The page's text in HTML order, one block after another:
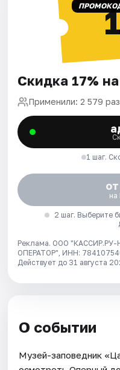
Скидка 17%
Применили: 2 579 раз
1 шаг.
на
2 шаг. Выберите
Реклама. ООО
ОПЕРАТОР", ИНН:
Действует до 31 августа
О событии
Музей-заповедник